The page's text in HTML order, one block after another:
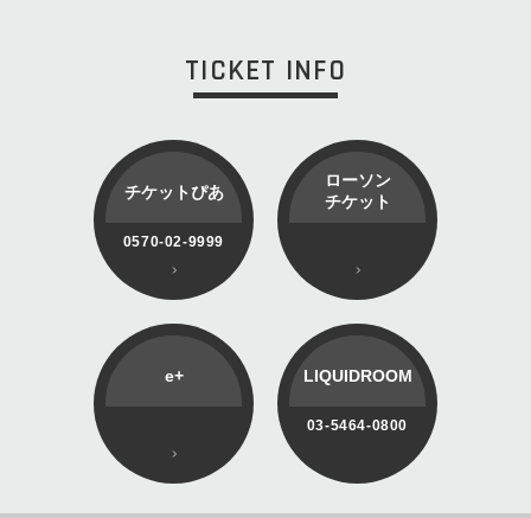
TICKET INFO
チケットぴあ
0570-02-9999
ローソン
チケット
e+ LIQUIDROOM
03-5464-0800